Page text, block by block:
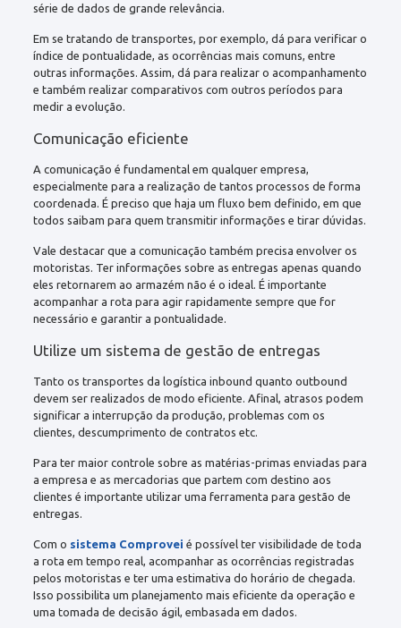
série de dados de grande relevância.
Em se tratando de transportes, por exemplo, dá para verificar o
índice de pontualidade, as ocorrências mais comuns, entre
outras informações. Assim, dá para realizar o acompanhamento
e também realizar comparativos com outros períodos para
medir a evolução.
Comunicação eficiente
A comunicação é fundamental em qualquer empresa,
especialmente para a realização de tantos processos de forma
coordenada. É preciso que haja um fluxo bem definido, em que
todos saibam para quem transmitir informações e tirar dúvidas.
Vale destacar que a comunicação também precisa envolver os
motoristas. Ter informações sobre as entregas apenas quando
eles retornarem ao armazém não é o ideal. É importante
acompanhar a rota para agir rapidamente sempre que for
necessário e garantir a pontualidade.
Utilize um sistema de gestão de entregas
Tanto os transportes da logística inbound quanto outbound
devem ser realizados de modo eficiente. Afinal, atrasos podem
significar a interrupção da produção, problemas com os
clientes, descumprimento de contratos etc.
Para ter maior controle sobre as matérias-primas enviadas para
a empresa e as mercadorias que partem com destino aos
clientes é importante utilizar uma ferramenta para gestão de
entregas.
Com o sistema Comprovei é possível ter visibilidade de toda
a rota em tempo real, acompanhar as ocorrências registradas
pelos motoristas e ter uma estimativa do horário de chegada.
Isso possibilita um planejamento mais eficiente da operação e
uma tomada de decisão ágil, embasada em dados.